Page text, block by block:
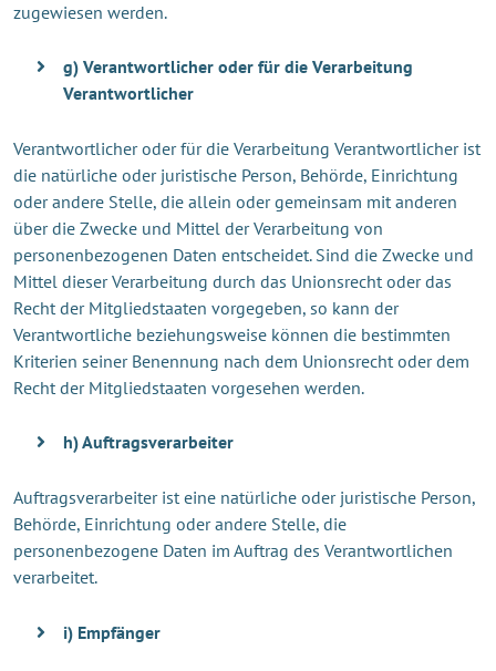
zugewiesen werden.
g) Verantwortlicher oder für die Verarbeitung
Verantwortlicher
Verantwortlicher oder für die Verarbeitung Verantwortlicher ist
die natürliche oder juristische Person, Behörde, Einrichtung
oder andere Stelle, die allein oder gemeinsam mit anderen
über die Zwecke und Mittel der Verarbeitung von
personenbezogenen Daten entscheidet. Sind die Zwecke und
Mittel dieser Verarbeitung durch das Unionsrecht oder das
Recht der Mitgliedstaaten vorgegeben, so kann der
Verantwortliche beziehungsweise können die bestimmten
Kriterien seiner Benennung nach dem Unionsrecht oder dem
Recht der Mitgliedstaaten vorgesehen werden.
h) Auftragsverarbeiter
Auftragsverarbeiter ist eine natürliche oder juristische Person,
Behörde, Einrichtung oder andere Stelle, die
personenbezogene Daten im Auftrag des Verantwortlichen
verarbeitet.
i) Empfänger